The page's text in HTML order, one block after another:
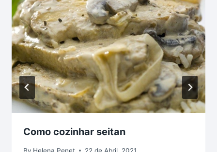
Como cozinhar seitan
By Helena Penet 22 de Abril, 2021